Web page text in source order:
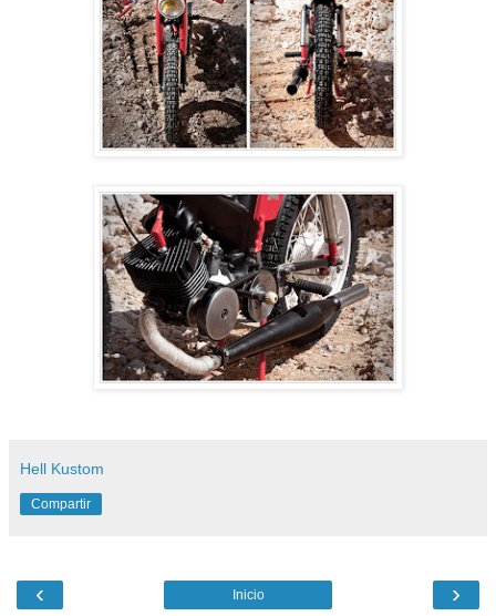
Hell Kustom
Compartir
‹ ›
Inicio